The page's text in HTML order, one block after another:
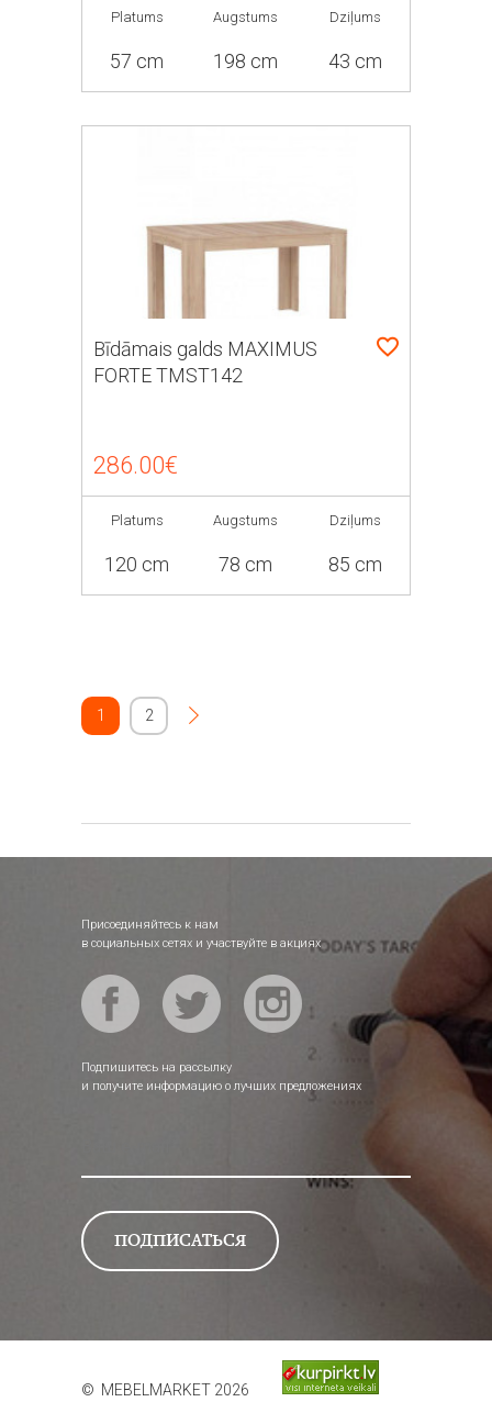
Platums
57 cm
Augstums
198 cm
Dziļums
43 cm
Bīdāmais galds MAXIMUS
FORTE TMST142
286.00€
Platums
120 cm
Augstums
78 cm
Dziļums
85 cm
1 2
Присоединяйтесь к нам
в социальных сетях и участвуйте в акциях
Подпишитесь на рассылку
и получите информацию о лучших предложениях
© MEBELMARKET 2026